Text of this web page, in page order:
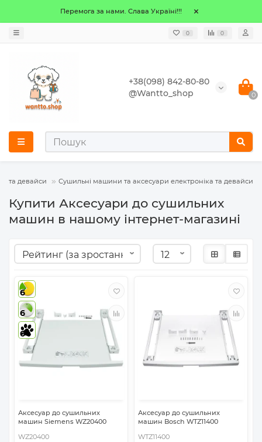
Перемога за нами. Слава Україні!!!
0 0
+38(098) 842-80-80
@Wantto_shop
0
та девайси Сушильні машини та аксесуари електроніка та девайси
Купити Аксесуари до сушильних
машин в нашому інтернет-магазині
6
6
6
Аксесуар до сушильних
машин Siemens WZ20400
WZ20400
Аксесуар до сушильних
машин Bosch WTZ11400
WTZ11400